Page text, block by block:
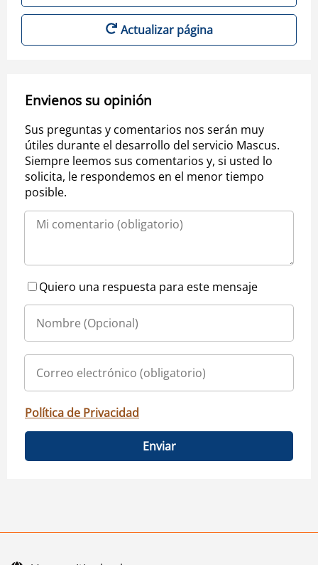
Actualizar página
Envienos su opinión
Sus preguntas y comentarios nos serán muy
útiles durante el desarrollo del servicio Mascus.
Siempre leemos sus comentarios y, si usted lo
solicita, le respondemos en el menor tiempo
posible.
Quiero una respuesta para este mensaje
Política de Privacidad
Enviar